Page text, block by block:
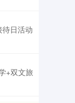
日活动
+双文旅